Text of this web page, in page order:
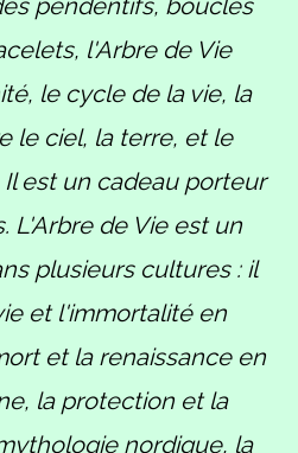
pendentifs, boucles
l'Arbre de Vie
le cycle de la vie, la
le ciel, la terre, et le
est un cadeau porteur
L'Arbre de Vie est un
plusieurs cultures : il
et l'immortalité en
et la renaissance en
la protection et la
nordique, la